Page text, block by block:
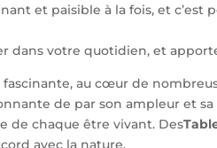
et paisible à la fois, et
dans votre quotidien, et
fascinante, au cœur de
de par son ampleur et sa
de chaque être vivant. Des
avec la nature.